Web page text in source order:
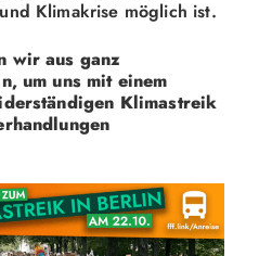
Klimakrise möglich ist.
wir aus ganz
um uns mit einem
Klimastreik